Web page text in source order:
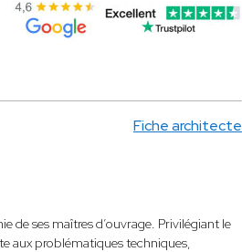
Fiche architecte
de ses maîtres d’ouvrage. Privilégiant le
aux problématiques techniques,